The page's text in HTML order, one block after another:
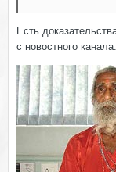
Есть
с новостного канала.